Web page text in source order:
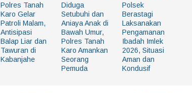
Polres Tanah
Karo Gelar
Patroli Malam,
Antisipasi
Balap Liar dan
Tawuran di
Kabanjahe
Diduga
Setubuhi dan
Aniaya Anak di
Bawah Umur,
Polres Tanah
Karo Amankan
Seorang
Pemuda
Polsek
Berastagi
Laksanakan
Pengamanan
Ibadah Imlek
2026, Situasi
Aman dan
Kondusif